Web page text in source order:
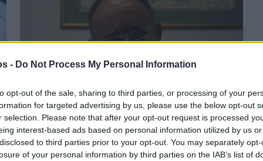
- Do Not Process My Personal Information
opt-out of the sale, sharing to third parties, or processing of your
for targeted advertising by us, please use the below opt-out
selection. Please note that after your opt-out request is processed
interest-based ads based on personal information utilized by us
to third parties prior to your opt-out. You may separately
of your personal information by third parties on the IAB’s list of
Πριν 5 χρόνια
Α. Μιχαηλίδης: «Εμβολιασμός πολιτών χωρίς
διχαστικές πολιτικές»